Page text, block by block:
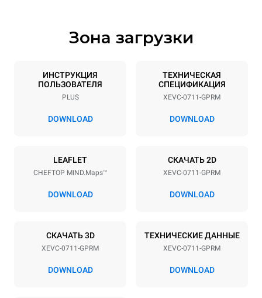
Спецификации противней
7 GN 1/1
Расстояние между лотками
67 mm
Напряжение Příkon
Частота Мощность газ
Тип вилки
Schuko | ✓
Зона загрузки
ИНСТРУКЦИЯ
ПОЛЬЗОВАТЕЛЯ
PLUS
DOWNLOAD
ТЕХНИЧЕСКАЯ
СПЕЦИФИКАЦИЯ
XEVC-0711-GPRM
DOWNLOAD
LEAFLET
CHEFTOP MIND.Maps™
DOWNLOAD
СКАЧАТЬ 2D
XEVC-0711-GPRM
DOWNLOAD
СКАЧАТЬ 3D
XEVC-0711-GPRM
DOWNLOAD
ТЕХНИЧЕСКИЕ ДАННЫЕ
XEVC-0711-GPRM
DOWNLOAD